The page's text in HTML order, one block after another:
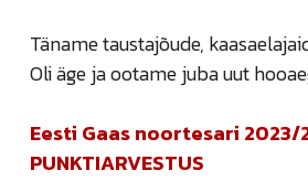
Täname taustajõude,
Oli äge ja ootame juba uut
Eesti Gaas noortesari 2023/
PUNKTIARVESTUS